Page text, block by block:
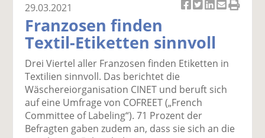
k
el
a
uf
F
ac
e
b
k
el
t
wi
tt
er
n
k
el
a
uf
Li
e
el
p
er
E
ai
l
D
n
29.03.2021
Franzosen finden
Textil-Etiketten sinnvoll
Drei Viertel aller Franzosen finden Etiketten in
Textilien sinnvoll. Das berichtet die
Wäschereiorganisation CINET und beruft sich
auf eine Umfrage von COFREET („French
Committee of Labeling“). 71 Prozent der
Befragten gaben zudem an, dass sie sich an die